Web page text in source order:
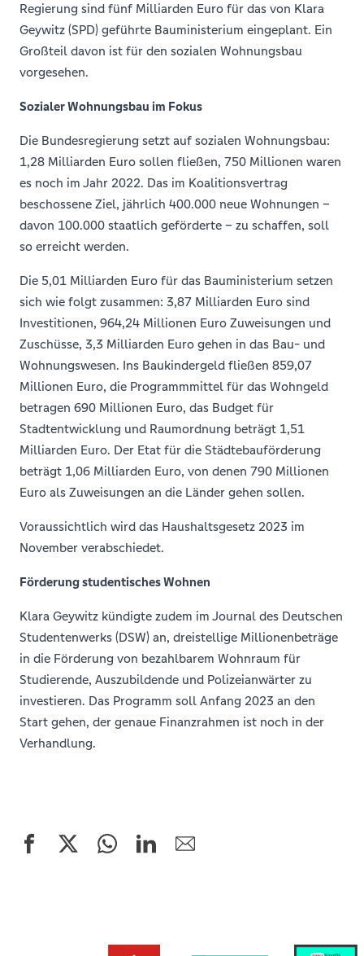
Regierung sind fünf Milliarden Euro für das von Klara
Geywitz (SPD) geführte Bauministerium eingeplant. Ein
Großteil davon ist für den sozialen Wohnungsbau
vorgesehen.
Sozialer Wohnungsbau im Fokus
Die Bundesregierung setzt auf sozialen Wohnungsbau:
1,28 Milliarden Euro sollen fließen, 750 Millionen waren
es noch im Jahr 2022. Das im Koalitionsvertrag
beschossene Ziel, jährlich 400.000 neue Wohnungen –
davon 100.000 staatlich geförderte – zu schaffen, soll
so erreicht werden.
Die 5,01 Milliarden Euro für das Bauministerium setzen
sich wie folgt zusammen: 3,87 Milliarden Euro sind
Investitionen, 964,24 Millionen Euro Zuweisungen und
Zuschüsse, 3,3 Milliarden Euro gehen in das Bau- und
Wohnungswesen. Ins Baukindergeld fließen 859,07
Millionen Euro, die Programmmittel für das Wohngeld
betragen 690 Millionen Euro, das Budget für
Stadtentwicklung und Raumordnung beträgt 1,51
Milliarden Euro. Der Etat für die Städtebauförderung
beträgt 1,06 Milliarden Euro, von denen 790 Millionen
Euro als Zuweisungen an die Länder gehen sollen.
Voraussichtlich wird das Haushaltsgesetz 2023 im
November verabschiedet.
Förderung studentisches Wohnen
Klara Geywitz kündigte zudem im Journal des Deutschen
Studentenwerks (DSW) an, dreistellige Millionenbeträge
in die Förderung von bezahlbarem Wohnraum für
Studierende, Auszubildende und Polizeianwärter zu
investieren. Das Programm soll Anfang 2023 an den
Start gehen, der genaue Finanzrahmen ist noch in der
Verhandlung.